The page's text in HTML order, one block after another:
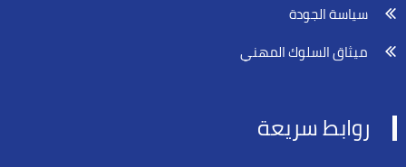
سياسة الجودة
ميثاق السلوك المهني
روابط سريعة